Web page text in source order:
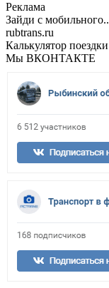
Реклама
Зайди с мобильного..
rubtrans.ru
Калькулятор поездки
Мы ВКОНТАКТЕ